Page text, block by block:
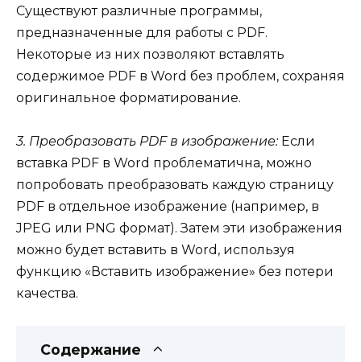
Существуют различные программы,
предназначенные для работы с PDF.
Некоторые из них позволяют вставлять
содержимое PDF в Word без проблем, сохраняя
оригинальное форматирование.
3. Преобразовать PDF в изображение:Если
вставка PDF в Word проблематична, можно
попробовать преобразовать каждую страницу
PDF в отдельное изображение (например, в
JPEG или PNG формат). Затем эти изображения
можно будет вставить в Word, используя
функцию «Вставить изображение» без потери
качества.
Содержание